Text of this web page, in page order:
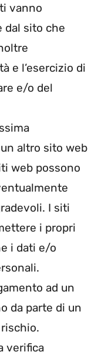
vanno
dal sito che
e l’esercizio di
e/o del
altro sito web
web possono
I siti
i propri
i dati e/o
ad un
da parte di un
verifica